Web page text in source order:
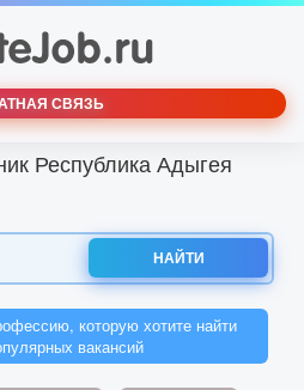
СВЯЗЬ
Республика Адыгея
НАЙТИ
которую хотите найти
вакансий